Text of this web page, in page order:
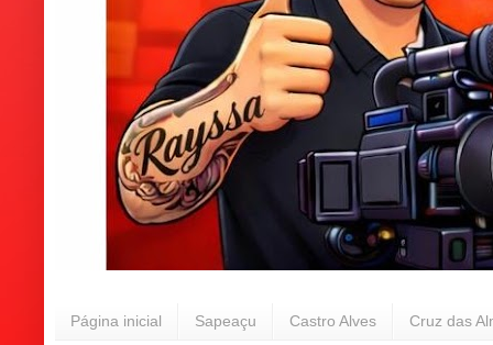
Página inicial Sapeaçu Castro Alves Cruz das